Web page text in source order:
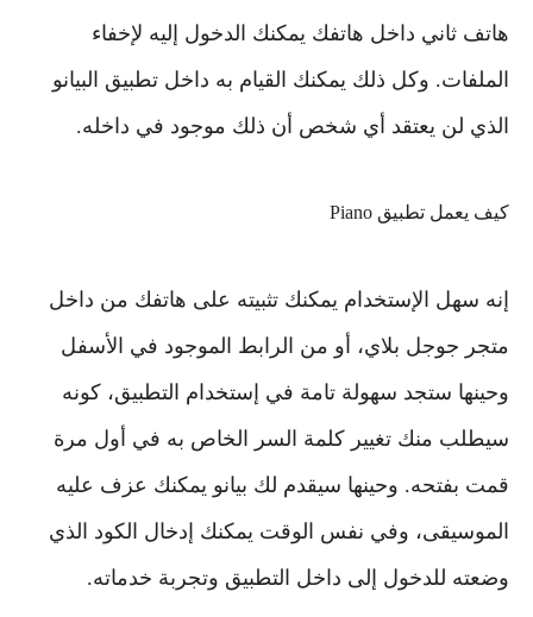
هاتف ثاني داخل هاتفك يمكنك الدخول إليه لإخفاء
الملفات. وكل ذلك يمكنك القيام به داخل تطبيق البيانو
الذي لن يعتقد أي شخص أن ذلك موجود في داخله.
كيف يعمل تطبيق Piano
إنه سهل الإستخدام يمكنك تثبيته على هاتفك من داخل
متجر جوجل بلاي، أو من الرابط الموجود في الأسفل
وحينها ستجد سهولة تامة في إستخدام التطبيق، كونه
سيطلب منك تغيير كلمة السر الخاص به في أول مرة
قمت بفتحه. وحينها سيقدم لك بيانو يمكنك عزف عليه
الموسيقى، وفي نفس الوقت يمكنك إدخال الكود الذي
وضعته للدخول إلى داخل التطبيق وتجربة خدماته.